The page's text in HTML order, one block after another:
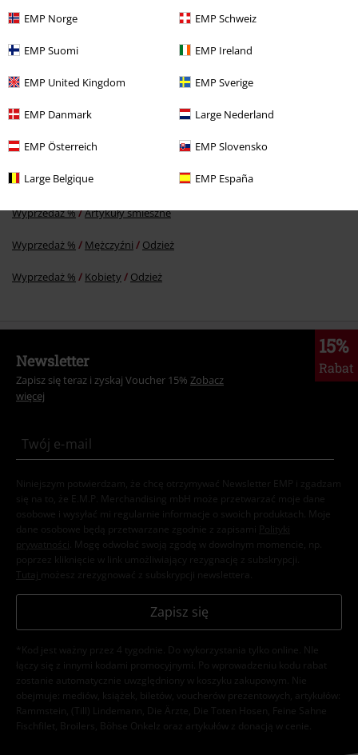
EMP Norge EMP Schweiz
EMP Suomi EMP Ireland
EMP United Kingdom EMP Sverige
EMP Danmark Large Nederland
EMP Österreich EMP Slovensko
Large Belgique EMP España
69.90 zł
Więcej kategorii. Więcej możliwości.
Wyprzedaż % Dla domu
Odzież
15%
Rabat
Newsletter
więcej
się na to, że E.M.P. Merchandising mbH może przetwarzać moje dane
osobowe i wysyłać mi regularnie informacje o swoich produktach. Moje
dane osobowe będą przetwarzane zgodnie z zapisami Polityki
prywatności . Mogę odwołać swoją zgodę w dowolnym momencie, np.
poprzez kliknięcie w link umożliwiający rezygnację z subskrypcji.
Tutaj
możesz zrezygnować z subskrypcji newslettera.
Zapisz się
łączy się z innymi kodami promocyjnymi. Po wprowadzeniu kodu rabat
zostanie automatycznie uwzględniony w koszyku zakupowym. Nie
obejmuje: mediów, książek, biletów, voucherów prezentowych, artykułów:
Rammstein, (Till) Lindemann, Die Ärzte, Die Toten Hosen, Feine Sahne
Fischfilet, Broilers, Böhse Onkelz oraz artykułów z donacją w cenie.